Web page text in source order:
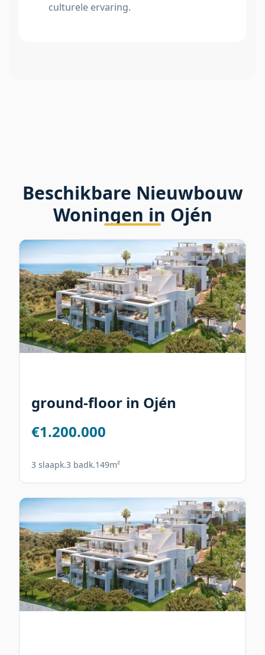
culturele ervaring.
Beschikbare Nieuwbouw
Woningen in Ojén
ground-floor in Ojén
€1.200.000
3 slaapk.3 badk.149m²